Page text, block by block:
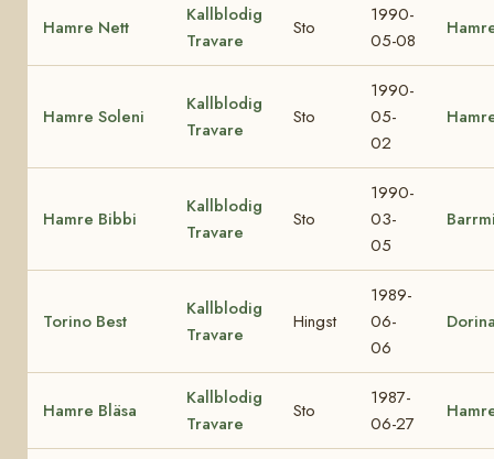
Hamre Nett
Kallblodig
Travare
Sto
1990-
05-08
Hamre Soleni
Kallblodig
Travare
Sto
1990-
05-
02
Hamre Bibbi
Kallblodig
Travare
Sto
1990-
03-
05
Torino Best
Kallblodig
Travare
Hingst
1989-
06-
06
Hamre Bläsa
Kallblodig
Travare
Sto
1987-
06-27